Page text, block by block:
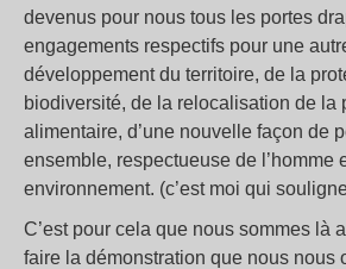
devenus pour nous tous les portes
engagements respectifs pour une
développement du territoire, de la
biodiversité, de la relocalisation de la
alimentaire, d’une nouvelle façon de
ensemble, respectueuse de l’homme
environnement. (c’est moi qui
C’est pour cela que nous sommes là
faire la démonstration que nous nous